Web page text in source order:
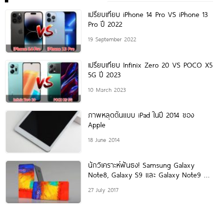
เปรียบเทียบ iPhone 14 Pro VS iPhone 13
Pro ปี 2022
19 September 2022
เปรียบเทียบ Infinix Zero 20 VS POCO X5
5G ปี 2023
10 March 2023
ภาพหลุดต้นแบบ iPad ในปี 2014 ของ
Apple
18 June 2014
นักวิเคราะห์ฟันธง! Samsung Galaxy
Note8, Galaxy S9 และ Galaxy Note9 จะ
27 July 2017